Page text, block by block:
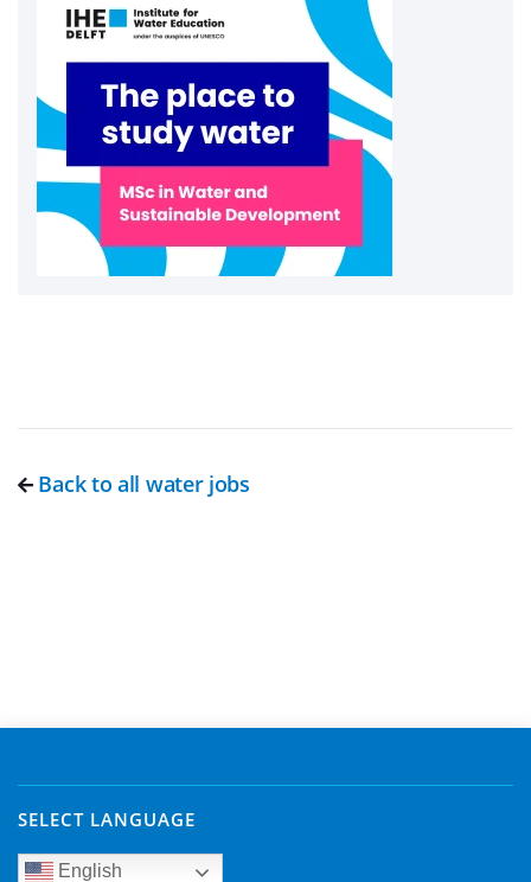
Back to all water jobs
SELECT LANGUAGE
English